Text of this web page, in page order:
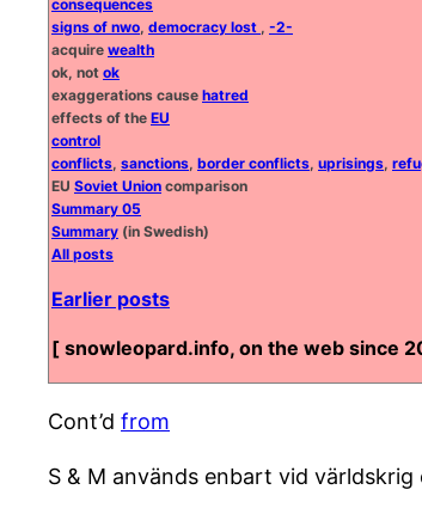
consequences
signs of nwo, democracy lost , -2-
acquire wealth
ok, not ok
exaggerations cause hatred
effects of the EU
control
conflicts, sanctions, border conflicts, uprisings,
EU Soviet Union comparison
Summary 05
Summary (in Swedish)
All posts
Earlier posts
[ snowleopard.info, on the web since
Cont’d from
S & M används enbart vid världskrig